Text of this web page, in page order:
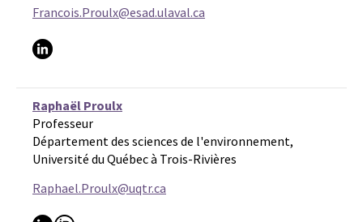
Francois.Proulx@esad.ulaval.ca
Raphaël Proulx
Professeur
Département des sciences de l'environnement,
Université du Québec à Trois-Rivières
Raphael.Proulx@uqtr.ca